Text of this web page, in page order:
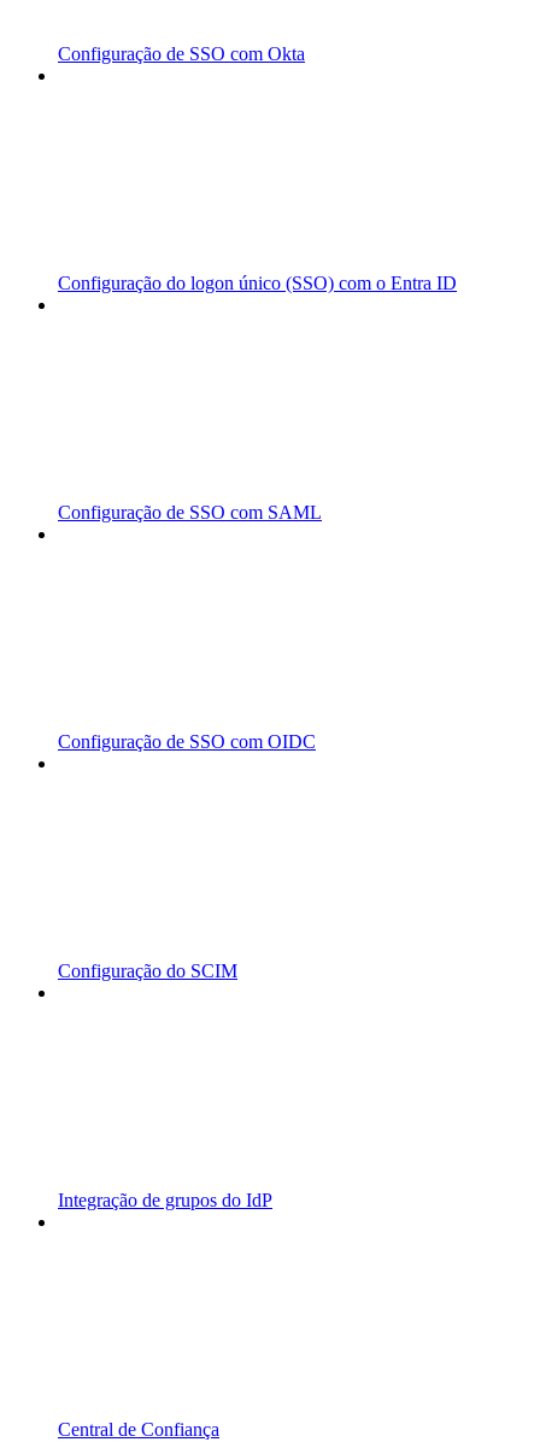
Configuração de SSO com Okta
Configuração do logon único (SSO) com o Entra ID
Configuração de SSO com SAML
Configuração de SSO com OIDC
Configuração do SCIM
Integração de grupos do IdP
Central de Confiança